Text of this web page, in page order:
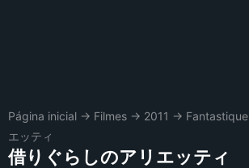
Página inicial → Filmes → 2011 → Fantastique
エッティ
借りぐらしのアリエッティ